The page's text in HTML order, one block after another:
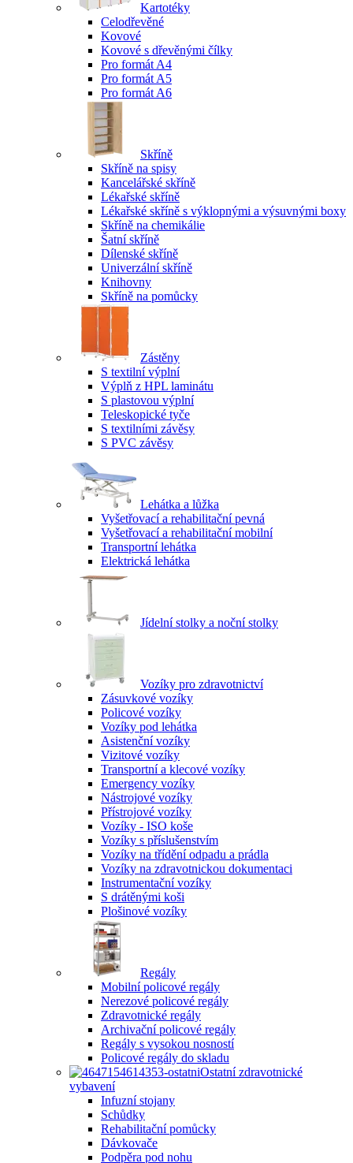
Kartotéky
Celodřevěné
Kovové
Kovové s dřevěnými čílky
Pro formát A4
Pro formát A5
Pro formát A6
Skříně
Skříně na spisy
Kancelářské skříně
Lékařské skříně
Lékařské skříně s výklopnými a výsuvnými boxy
Skříně na chemikálie
Šatní skříně
Dílenské skříně
Univerzální skříně
Knihovny
Skříně na pomůcky
Zástěny
S textilní výplní
Výplň z HPL laminátu
S plastovou výplní
Teleskopické tyče
S textilními závěsy
S PVC závěsy
Lehátka a lůžka
Vyšetřovací a rehabilitační pevná
Vyšetřovací a rehabilitační mobilní
Transportní lehátka
Elektrická lehátka
Jídelní stolky a noční stolky
Vozíky pro zdravotnictví
Zásuvkové vozíky
Policové vozíky
Vozíky pod lehátka
Asistenční vozíky
Vizitové vozíky
Transportní a klecové vozíky
Emergency vozíky
Nástrojové vozíky
Přístrojové vozíky
Vozíky - ISO koše
Vozíky s příslušenstvím
Vozíky na třídění odpadu a prádla
Vozíky na zdravotnickou dokumentaci
Instrumentační vozíky
S drátěnými koši
Plošinové vozíky
Regály
Mobilní policové regály
Nerezové policové regály
Zdravotnické regály
Archivační policové regály
Regály s vysokou nosností
Policové regály do skladu
Ostatní zdravotnické
vybavení
Infuzní stojany
Schůdky
Rehabilitační pomůcky
Dávkovače
Podpěra pod nohu